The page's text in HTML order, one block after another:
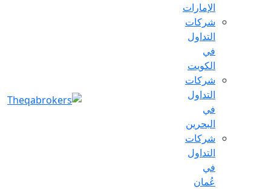
الإمارات
شركات
التداول
في
الكويت
شركات
التداول
في
البحرين
شركات
التداول
في
عُمان